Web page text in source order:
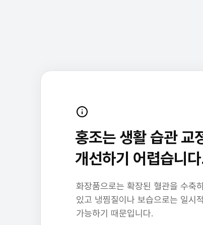
홍조는 생활 습관 교
개선하기 어렵습니
화장품으로는 확장된 혈관을 수축
있고 냉찜질이나 보습으로는 일시
가능하기 때문입니다.